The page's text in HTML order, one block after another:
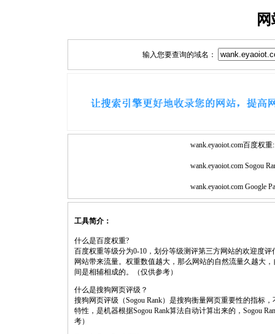
输入您要查询的域名：
wank.eyaoiot.com百度权重:
wank.eyaoiot.com Sogou
wank.eyaoiot.com Google
工具简介：
什么是百度权重?
百度权重等级分为0-10，划分等级测评第三方网站的欢迎度
网站带来流量。权重数值越大，那么网站的自然流量久越大
间是相辅相成的。（仅供参考）
什么是搜狗网页评级？
搜狗网页评级（Sogou Rank）是搜狗衡量网页重要性的指标
特性，是机器根据Sogou Rank算法自动计算出来的，Sogou
考）